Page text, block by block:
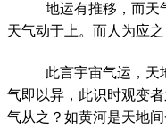
地运有推移，而天
天气动于上。而人为应
此言宇宙气运，天
气即以异，此识时观变
气从之？如黄河是天地